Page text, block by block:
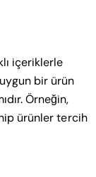
içeriklerle
bir ürün
Örneğin,
ürünler tercih